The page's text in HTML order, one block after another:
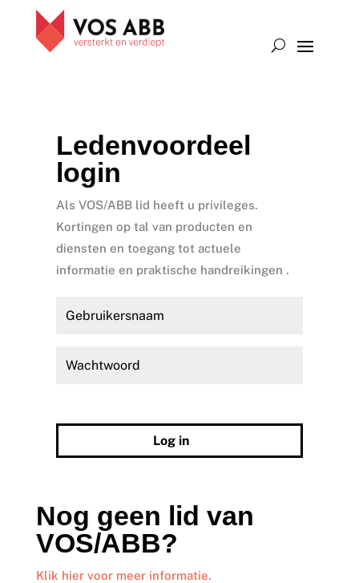
Ledenvoordeel
login
Als VOS/ABB lid heeft u privileges.
Kortingen op tal van producten en
diensten en toegang tot actuele
informatie en praktische handreikingen .
Log in
Nog geen lid van
VOS/ABB?
Klik hier voor meer informatie.